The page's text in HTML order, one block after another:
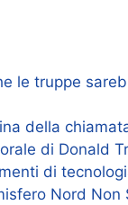
le truppe
della
di Donald
di
Nord